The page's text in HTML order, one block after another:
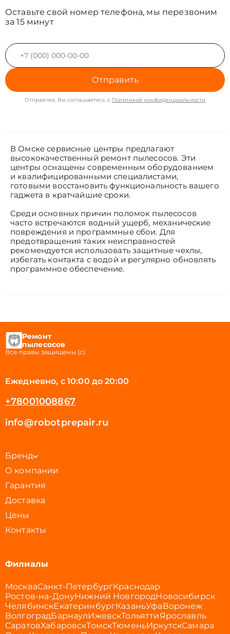
Оставьте свой номер телефона, мы перезвоним
за 15 минут
Отправить
Отправляя, Вы соглашаетесь с Политикой конфиденциальности
В Омске сервисные центры предлагают
высококачественный ремонт пылесосов. Эти
центры оснащены современным оборудованием
и квалифицированными специалистами,
готовыми восстановить функциональность вашего
гаджета в кратчайшие сроки.
Среди основных причин поломок пылесосов
часто встречаются водный ущерб, механические
повреждения и программные сбои. Для
предотвращения таких неисправностей
рекомендуется использовать защитные чехлы,
избегать контакта с водой и регулярно обновлять
программное обеспечение.
Ремонт
пылесосов
Все правы защищены (с)
Ежедневно, с 10:00 до 20:00
+78001008867
info@robotprepair.ru
Бренд
О компании
Гарантия
Доставка
Цены
Контакты
Филиалы
МоскваСанкт-ПетербургКраснодар
Ростов-на-ДонуНижний НовгородНовосибирск
ЧелябинскЕкатеринбургКазаньУфаВоронеж
ВолгоградБарнаулИжевскТольяттиЯрославль
СаратовХабаровскТомскТюменьИркутскСамара